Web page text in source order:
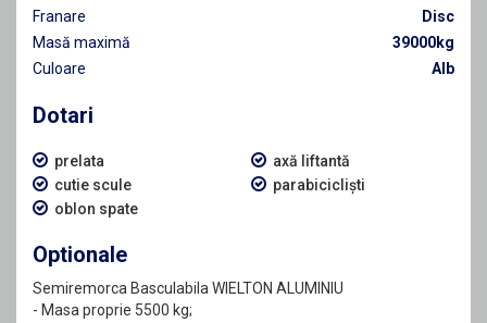
Franare
Disc
Masă maximă
39000kg
Culoare
Alb
Dotari
prelata
cutie scule
oblon spate
axă liftantă
parabicicliști
Optionale
Semiremorca Basculabila WIELTON ALUMINIU
- Masa proprie 5500 kg;